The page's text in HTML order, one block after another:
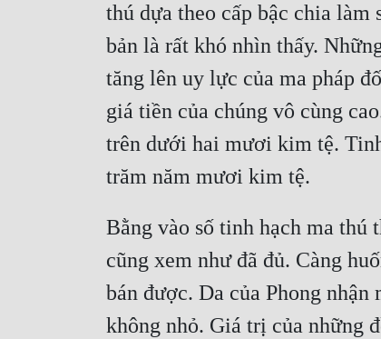
thú dựa theo cấp bậc chia làm
bản là rất khó nhìn thấy.
tăng lên uy lực của ma pháp
giá tiền của chúng vô cùng
trên dưới hai mươi kim tệ.
trăm năm mươi kim tệ.
Bằng vào số tinh hạch ma
cũng xem như đã đủ. Càng
bán được. Da của Phong
không nhỏ. Giá trị của những